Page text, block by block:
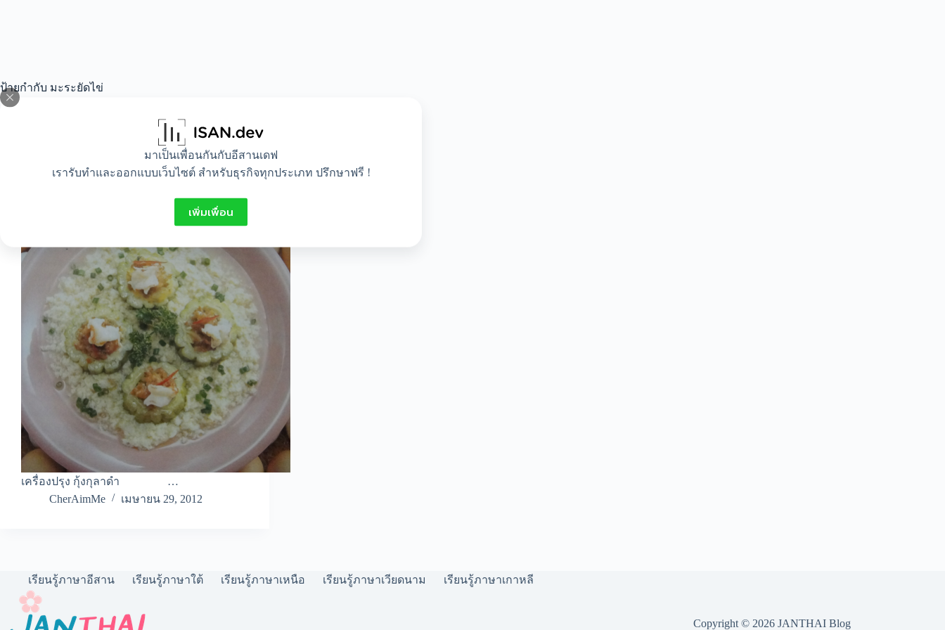
มาเป็นเพื่อนกันกับอีสานเดฟ
เรารับทำและออกแบบเว็บไซต์ สำหรับธุรกิจทุกประเภท ปรึกษาฟรี !
เพิ่มเพื่อน
ป้ายกำกับ มะระยัดไข่
เครื่องปรุง กุ้งกุลาดำ …
CherAimMe
เมษายน 29, 2012
เรียนรู้ภาษาอีสาน เรียนรู้ภาษาใต้ เรียนรู้ภาษาเหนือ เรียนรู้ภาษาเวียดนาม เรียนรู้ภาษาเกาหลี
Copyright © 2026 JANTHAI Blog